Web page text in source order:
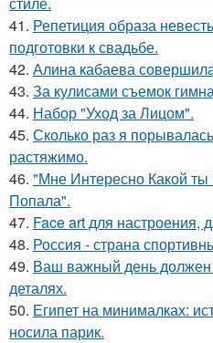
41. Репетиция образа
подготовки к свадьбе.
42. Алина кабаева
43. За кулисами съемок
44. Набор "Уход за Лицом".
45. Сколько раз я
растяжимо.
46. "Мне Интересно Какой
Попала".
47. Face art для настроения,
48. Россия - страна
49. Ваш важный день
деталях.
50. Египет на минималках:
носила парик.